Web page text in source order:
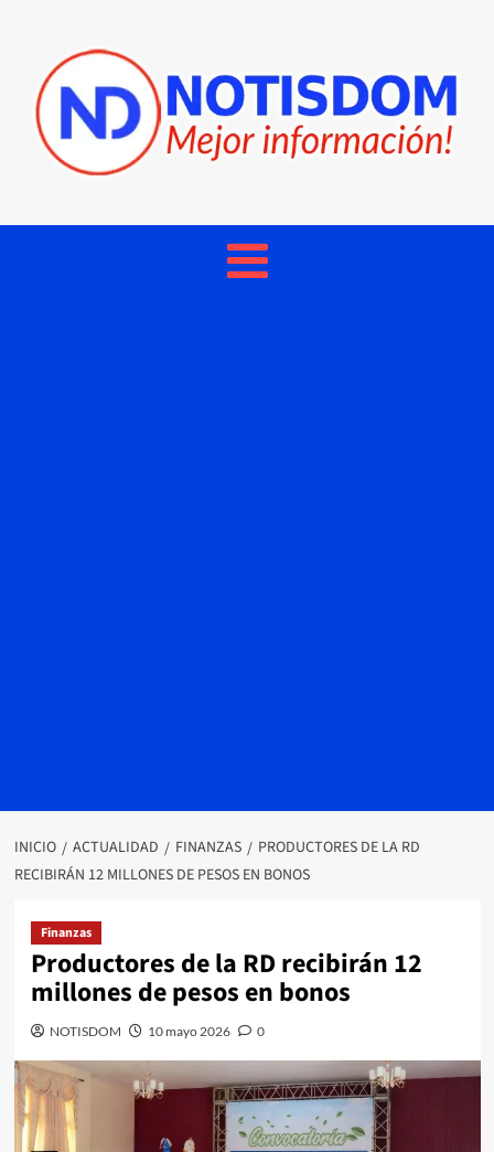
INICIO ACTUALIDAD FINANZAS
PRODUCTORES DE LA RD
RECIBIRÁN 12 MILLONES DE PESOS EN BONOS
Finanzas
Productores de la RD recibirán 12
millones de pesos en bonos
NOTISDOM 10 mayo 2026 0